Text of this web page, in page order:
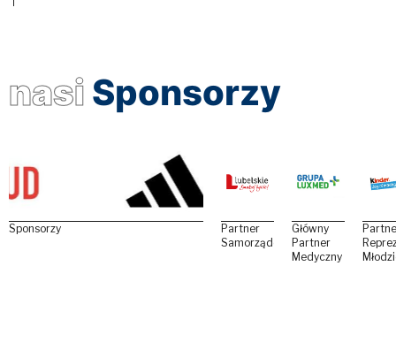
nasi Sponsorzy
Sponsorzy
Partner
Samorządowy
Główny
Partner
Medyczny